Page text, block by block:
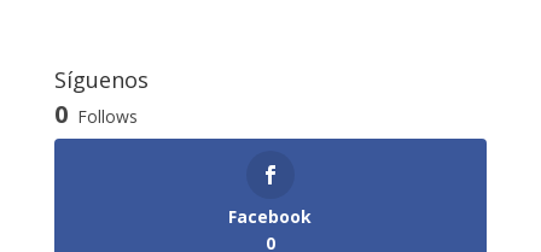
Síguenos
0 Follows
Facebook
0